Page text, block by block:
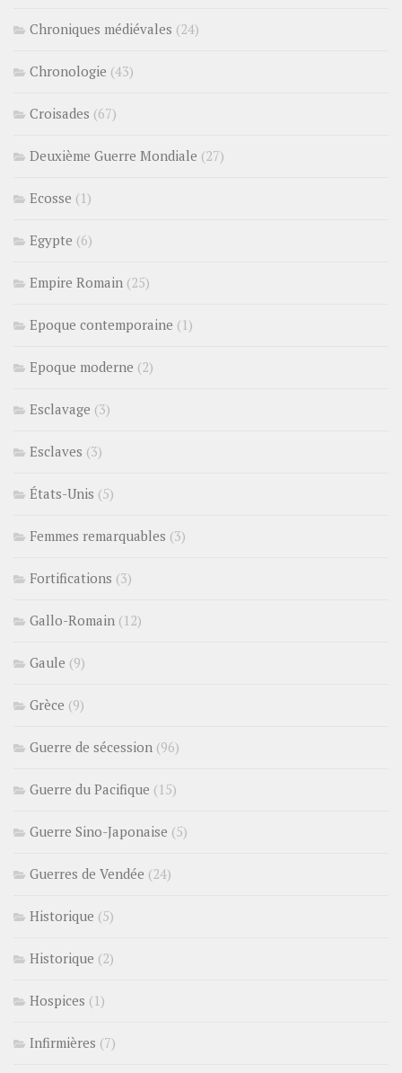
Chroniques médiévales (24)
Chronologie (43)
Croisades (67)
Deuxième Guerre Mondiale (27)
Ecosse (1)
Egypte (6)
Empire Romain (25)
Epoque contemporaine (1)
Epoque moderne (2)
Esclavage (3)
Esclaves (3)
États-Unis (5)
Femmes remarquables (3)
Fortifications (3)
Gallo-Romain (12)
Gaule (9)
Grèce (9)
Guerre de sécession (96)
Guerre du Pacifique (15)
Guerre Sino-Japonaise (5)
Guerres de Vendée (24)
Historique (5)
Historique (2)
Hospices (1)
Infirmières (7)